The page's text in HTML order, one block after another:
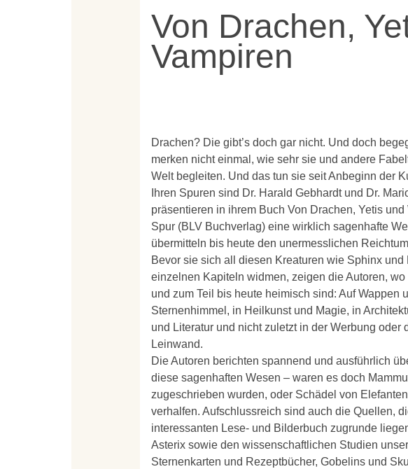
Von Drachen,
Vampiren
Drachen? Die gibt’s doch gar nicht. Und doch
merken nicht einmal, wie sehr sie und andere
Welt begleiten. Und das tun sie seit Anbeginn der
Ihren Spuren sind Dr. Harald Gebhardt und Dr.
präsentieren in ihrem Buch Von Drachen, Yetis
Spur (BLV Buchverlag) eine wirklich sagenhafte
übermitteln bis heute den unermesslichen
Bevor sie sich all diesen Kreaturen wie Sphinx
einzelnen Kapiteln widmen, zeigen die Autoren,
und zum Teil bis heute heimisch sind: Auf Wappen
Sternenhimmel, in Heilkunst und Magie, in
und Literatur und nicht zuletzt in der Werbung oder
Leinwand.
Die Autoren berichten spannend und ausführlich
diese sagenhaften Wesen – waren es doch
zugeschrieben wurden, oder Schädel von
verhalfen. Aufschlussreich sind auch die Quellen,
interessanten Lese- und Bilderbuch zugrunde
Asterix sowie den wissenschaftlichen Studien
Sternenkarten und Rezeptbücher, Gobelins und